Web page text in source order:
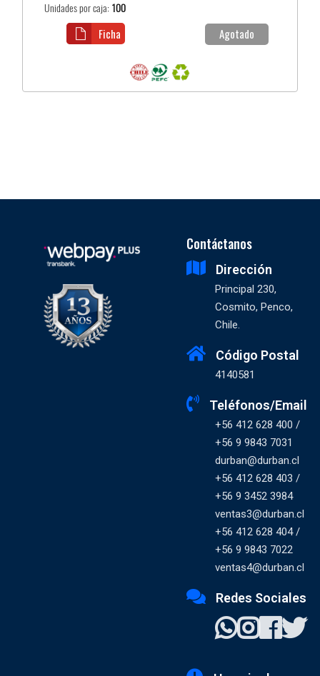
Unidades por caja: 100
Agotado
Ficha
Contáctanos
Dirección
Principal 230,
Cosmito, Penco,
Chile.
Código Postal
4140581
Teléfonos/Email
+56 412 628 400 /
+56 9 9843 7031
durban@durban.cl
+56 412 628 403 /
+56 9 3452 3984
ventas3@durban.cl
+56 412 628 404 /
+56 9 9843 7022
ventas4@durban.cl
Redes Sociales